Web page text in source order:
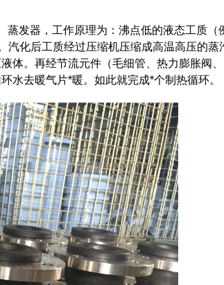
发器，工作原理为：沸点低的液态工质（
汽化后工质经过压缩机压缩成高温高压的蒸
体。再经节流元件（毛细管、热力膨胀阀
水去暖气片*暖。如此就完成*个制热循环。